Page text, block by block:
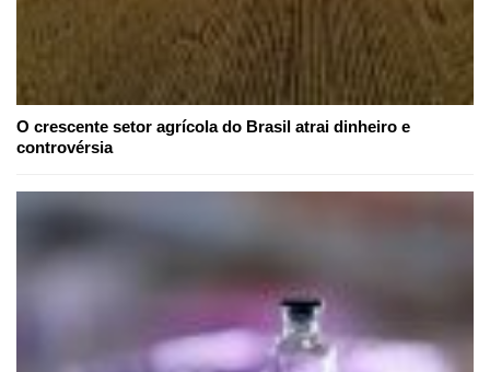
O crescente setor agrícola do Brasil atrai dinheiro e
controvérsia